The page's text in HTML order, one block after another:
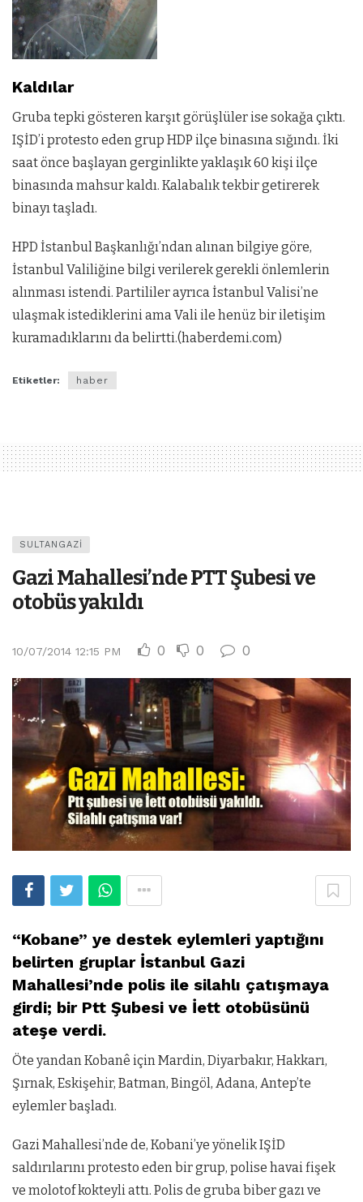
Kaldılar
Gruba tepki gösteren karşıt görüşlüler ise sokağa çıktı.
IŞİD’i protesto eden grup HDP ilçe binasına sığındı. İki
saat önce başlayan gerginlikte yaklaşık 60 kişi ilçe
binasında mahsur kaldı. Kalabalık tekbir getirerek
binayı taşladı.
HPD İstanbul Başkanlığı’ndan alınan bilgiye göre,
İstanbul Valiliğine bilgi verilerek gerekli önlemlerin
alınması istendi. Partililer ayrıca İstanbul Valisi’ne
ulaşmak istediklerini ama Vali ile henüz bir iletişim
kuramadıklarını da belirtti.(haberdemi.com)
Etiketler: haber
SULTANGAZI
Gazi Mahallesi’nde PTT Şubesi ve
otobüs yakıldı
10/07/2014 12:15 PM 0 0 0
“Kobane” ye destek eylemleri yaptığını
belirten gruplar İstanbul Gazi
Mahallesi’nde polis ile silahlı çatışmaya
girdi; bir Ptt Şubesi ve İett otobüsünü
ateşe verdi.
Öte yandan Kobanê için Mardin, Diyarbakır, Hakkarı,
Şırnak, Eskişehir, Batman, Bingöl, Adana, Antep’te
eylemler başladı.
Gazi Mahallesi’nde de, Kobani’ye yönelik IŞİD
saldırılarını protesto eden bir grup, polise havai fişek
ve molotof kokteyli attı. Polis de gruba biber gazı ve